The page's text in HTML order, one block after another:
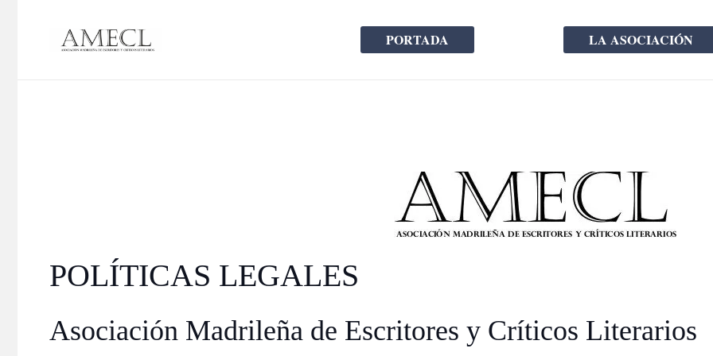
PORTADA LA ASOCIACIÓN
POLÍTICAS LEGALES
Asociación Madrileña de Escritores y Críticos Literarios